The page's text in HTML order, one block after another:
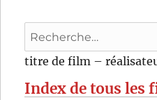
Recherche
pour
:
titre de film –
Index de tous les